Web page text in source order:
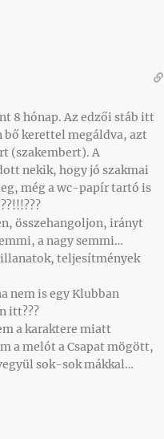
8 hónap. Az edzői stáb itt
bő kerettel megáldva, azt
(szakembert). A
nekik, hogy jó szakmai
még a wc-papír tartó is
összehangoljon, irányt
a nagy semmi…
teljesítmények
nem is egy Klubban
itt???
a karaktere miatt
a melót a Csapat mögött,
sok-sok mákkal…